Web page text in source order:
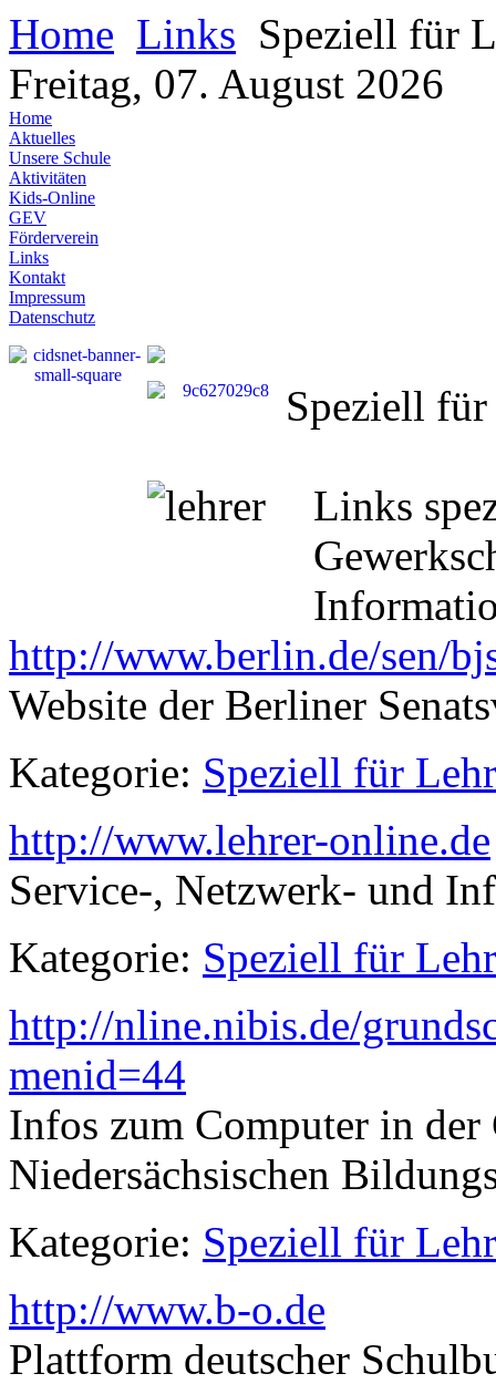
Home Links Speziell für
Freitag, 07. August 2026
Home
Aktuelles
Unsere Schule
Aktivitäten
Kids-Online
GEV
Förderverein
Links
Kontakt
Impressum
Datenschutz
Speziell
Links
http://www.berlin.de/sen/
Website der Berliner
Kategorie: Speziell für
http://www.lehrer-online.de
Service-, Netzwerk- und
Kategorie: Speziell für
http://nline.nibis.de/
menid=44
Infos zum Computer in der
Niedersächsischen
Kategorie: Speziell für
http://www.b-o.de
Plattform deutscher